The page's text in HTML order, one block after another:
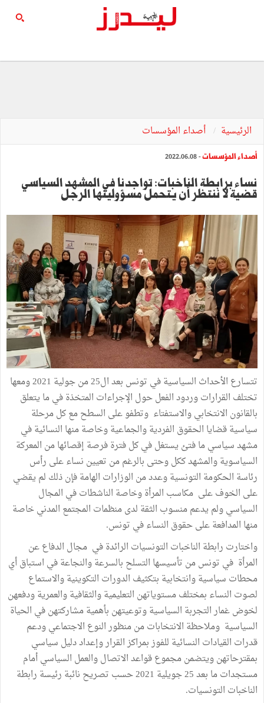
الرئيسية أصداء المؤسسات
أصداء المؤسسات- 2022.06.08
نساء برابطة الناخبات: تواجدنا في المشهد السياسي
قضية لا ننتظر أن يتحمل مسؤوليتها الرجل
تتسارع الأحداث السياسية في تونس بعد ال25 من جولية 2021 ومعها
تختلف القرارات وردود الفعل حول الإجراءات المتخذة في ما يتعلق
بالقانون الانتخابي والاستفتاء وتطفو على السطح مع كل مرحلة
سياسية قضايا الحقوق الفردية والجماعية وخاصة منها النسائية في
مشهد سياسي ما فتئ يستغل في كل فترة فرصة إقصائها من المعركة
السياسوية والمشهد ككل وحتى بالرغم من تعيين نساء على رأس
رئاسة الحكومة التونسية وعدد من الوزارات الهامة فإن ذلك لم يقضي
على الخوف على مكاسب المرأة وخاصة الناشطات في المجال
السياسي ولم يدعم منسوب الثقة لدى منظمات المجتمع المدني خاصة
منها المدافعة على حقوق النساء في تونس.
واختارت رابطة الناخبات التونسيات الرائدة في مجال الدفاع عن
المرأة في تونس من تأسيسها التسلح بالسرعة والنجاعة في استباق أي
محطات سياسية وانتخابية بتكثيف الدورات التكوينية والاستماع
لصوت النساء بمختلف مستوياتهن التعليمية والثقافية والعمرية ودفعهن
لخوض غمار التجربة السياسية وتوعيتهن بأهمية مشاركتهن في الحياة
السياسية وملاحظة الانتخابات من منظور النوع الاجتماعي ودعم
قدرات القيادات النسائية للفوز بمراكز القرار وإعداد دليل سياسي
بمقترحاتهن ويتضمن مجموع قواعد الاتصال والعمل السياسي أمام
مستجدات ما بعد 25 جويلية 2021 حسب تصريح نائبة رئيسة رابطة
الناخبات التونسيات.